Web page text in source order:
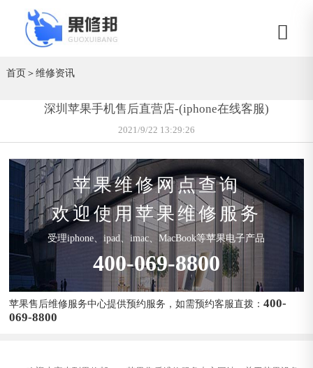
首页＞维修资讯
深圳苹果手机售后直营店-(iphone在线客服)
2021/9/22 13:29:26
苹果维修网点查询
欢迎使用苹果维修服务
受理iphone、ipad、imac、MacBook等苹果电子产品
400-069-8800
苹果售后维修服务中心提供预约服务，如需预约客服直拨：400-
069-8800